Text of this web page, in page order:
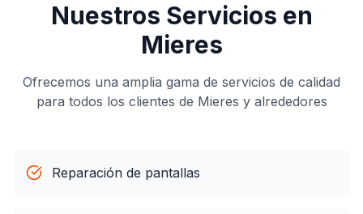
Nuestros Servicios en
Mieres
Ofrecemos una amplia gama de servicios de calidad
para todos los clientes de Mieres y alrededores
Reparación de pantallas